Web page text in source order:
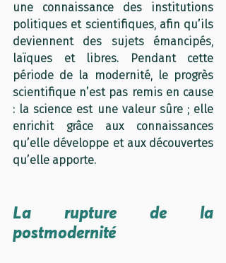
une connaissance des institutions
politiques et scientifiques, afin qu’ils
deviennent des sujets émancipés,
laïques et libres. Pendant cette
période de la modernité, le progrès
scientifique n’est pas remis en cause
: la science est une valeur sûre ; elle
enrichit grâce aux connaissances
qu’elle développe et aux découvertes
qu’elle apporte.
La rupture de la
postmodernité